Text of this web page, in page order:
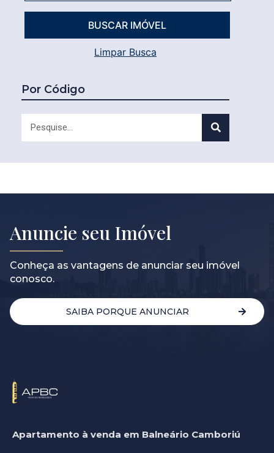
Limpar Busca
Por Código
Anuncie seu Imóvel
Conheça as vantagens de anunciar seu imóvel
conosco.
SAIBA PORQUE ANUNCIAR
Apartamento à venda em Balneário Camboriú